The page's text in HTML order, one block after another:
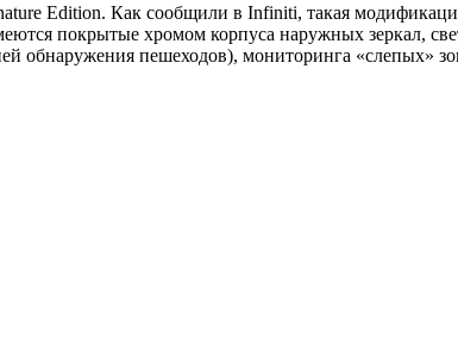
Edition. Как сообщили в Infiniti, такая
покрытые хромом корпуса наружных зеркал,
обнаружения пешеходов), мониторинга «слепых»